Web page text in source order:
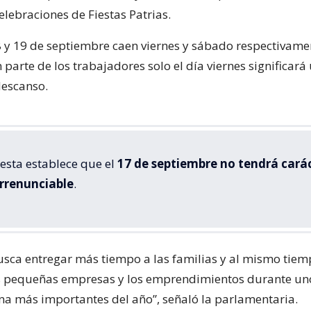
de Fiestas Patrias.
y 19 de septiembre caen viernes y sábado
de los trabajadores solo el día viernes significará
establece que el 17 de septiembre no tendrá
.
entregar más tiempo a las familias y al mismo
empresas y los emprendimientos durante
más importantes del año”, señaló la parlamentaria.